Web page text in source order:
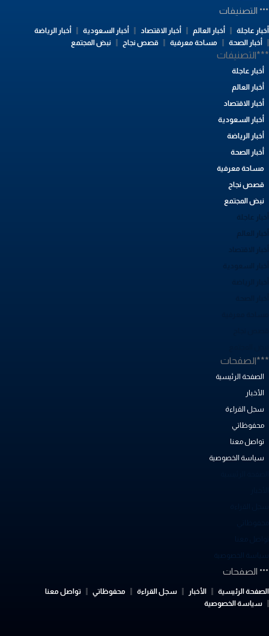
التصنيفات
عاجلة أخبار العالم أخبار الاقتصاد أخبار السعودية
أخبار الرياضة
أخبار الصحة
مساحة معرفية قصص نجاح نبض المجتمع
أخبار عاجلة
أخبار العالم
أخبار الاقتصاد
أخبار السعودية
أخبار الرياضة
أخبار الصحة
مساحة معرفية
قصص نجاح
نبض المجتمع
عاجلة
العالم
الاقتصاد
الصفحة الرئيسية
الأخبار
سجل القراءة
محفوظاتي
تواصل معنا
سياسة الخصوصية
الخصوصية
الصفحات
الرئيسية الأخبار سجل القراءة محفوظاتي
تواصل معنا
سياسة الخصوصية